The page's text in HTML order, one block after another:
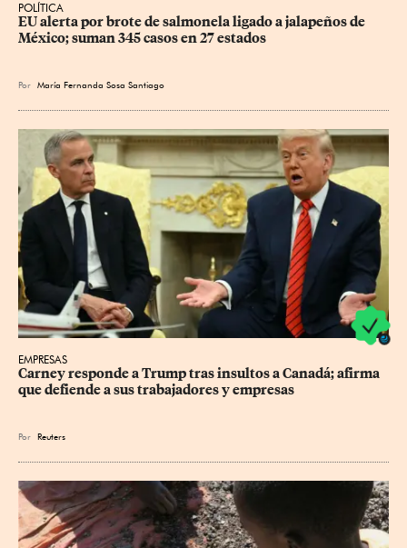
POLÍTICA
EU alerta por brote de salmonela ligado a jalapeños de
México; suman 345 casos en 27 estados
Por María Fernanda Sosa Santiago
EMPRESAS
Carney responde a Trump tras insultos a Canadá; afirma
que defiende a sus trabajadores y empresas
Por Reuters